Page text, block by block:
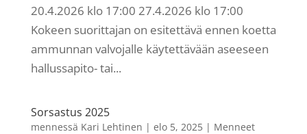
20.4.2026 klo 17:00 27.4.2026 klo 17:00
Kokeen suorittajan on esitettävä ennen koetta
ammunnan valvojalle käytettävään aseeseen
hallussapito- tai...
Sorsastus 2025
mennessä Kari Lehtinen | elo 5, 2025| Menneet